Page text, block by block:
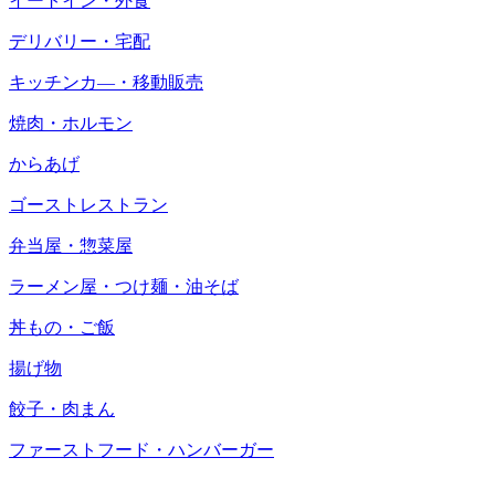
デリバリー・宅配
キッチンカ―・移動販売
焼肉・ホルモン
からあげ
ゴーストレストラン
弁当屋・惣菜屋
ラーメン屋・つけ麺・油そば
丼もの・ご飯
揚げ物
餃子・肉まん
ファーストフード・ハンバーガー